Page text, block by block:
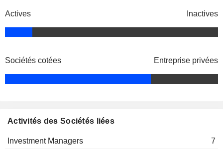
Actives Inactives
Sociétés cotées Entreprise privées
Activités des Sociétés liées
Investment Managers
7